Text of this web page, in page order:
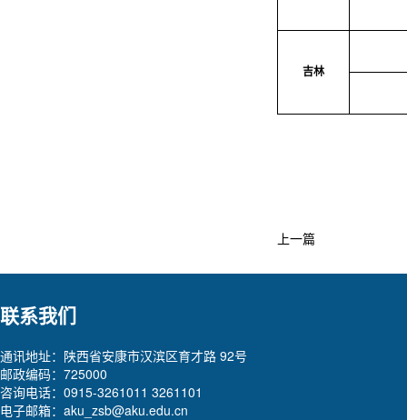
吉林
上一篇
联系我们
通讯地址：陕西省安康市汉滨区育才路 92号
邮政编码：725000
咨询电话：0915-3261011 3261101
电子邮箱：aku_zsb@aku.edu.cn